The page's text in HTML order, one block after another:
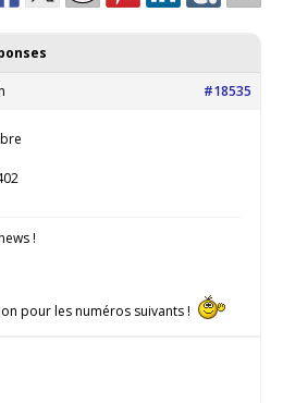
#18535
!
pour les numéros suivants !